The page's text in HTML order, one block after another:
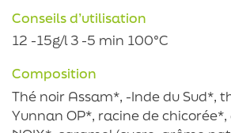
Conseils d’utilisation
12 -15g/l 3 -5 min 100°C
Composition
Thé noir Assam*, -Inde du Sud*,
Yunnan OP*, racine de